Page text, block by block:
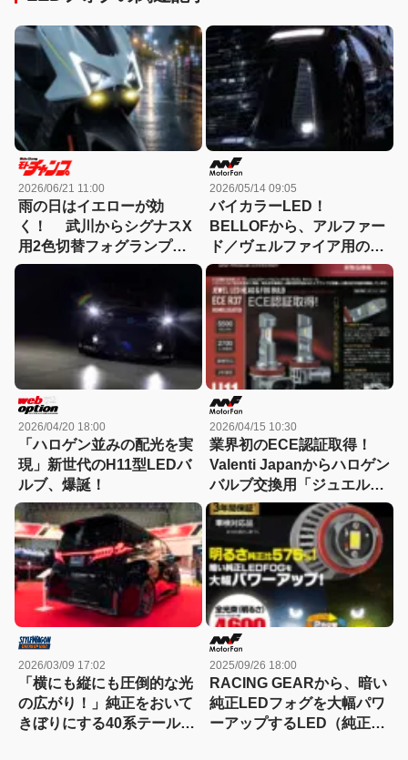
2026/06/21 11:00
雨の日はイエローが効
く！ 武川からシグナスX
用2色切替フォグランプ登
場
2026/05/14 09:05
バイカラーLED！
BELLOFから、アルファー
ド／ヴェルファイア用の純
正LEDフォグランプ交換ユ
ニットが新発売
2026/04/20 18:00
「ハロゲン並みの配光を実
現」新世代のH11型LEDバ
ルブ、爆誕！
2026/04/15 10:30
業界初のECE認証取得！
Valenti Japanからハロゲン
バルブ交換用「ジュエル
LEDヘッド＆フォグバル
ブ」H11タイプがリリース
2026/03/09 17:02
「横にも縦にも圧倒的な光
の広がり！」純正をおいて
きぼりにする40系テールレ
2025/09/26 18:00
RACING GEARから、暗い
純正LEDフォグを大幅パワ
ーアップするLED（純正